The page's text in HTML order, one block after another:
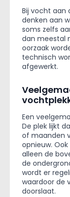
Bij vocht aan
denken aan
soms zelfs
dan meestal
oorzaak
technisch
afgewerkt.
Een
De plek lijkt
of maanden
opnieuw.
alleen de
de
wordt er
waardoor de
doorslaat.